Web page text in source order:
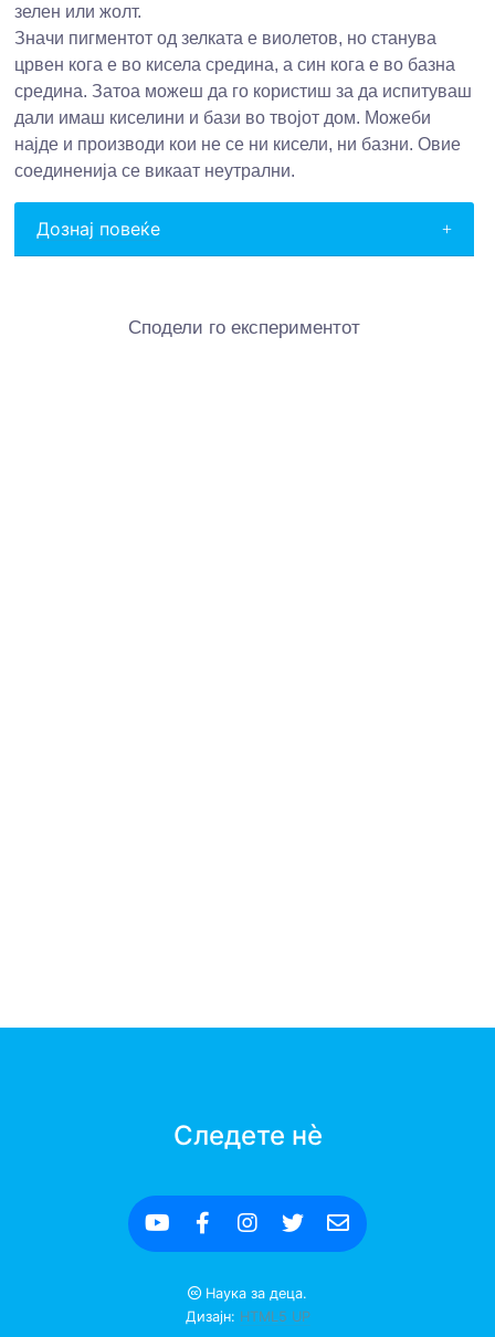
зелен или жолт.
Значи пигментот од зелката е виолетов, но станува
црвен кога е во кисела средина, а син кога е во базна
средина. Затоа можеш да го користиш за да испитуваш
дали имаш киселини и бази во твојот дом. Можеби
најде и производи кои не се ни кисели, ни базни. Овие
соединенија се викаат неутрални.
Дознај повеќе
Сподели го експериментот
Следете нè
Наука за деца.
Дизајн: HTML5 UP